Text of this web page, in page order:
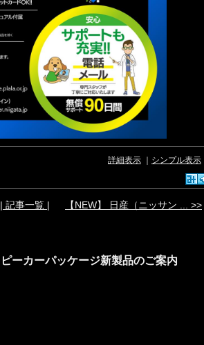
詳細表示 シンプル表示
| 記事一覧 | 【NEW】 日産（ニッサン ... >>
ーカーパッケージ新製品のご案内